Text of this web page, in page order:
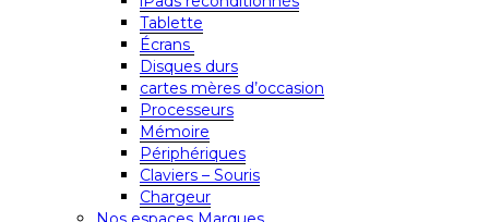
Tablette
Écrans
Disques durs
cartes mères d’occasion
Processeurs
Mémoire
Périphériques
Claviers – Souris
Chargeur